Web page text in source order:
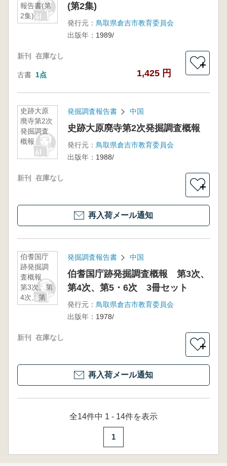
報告書(第
2集)
(第2集)
発行元： 鳥取県倉吉市教育委員会
出版年： 1989/
新刊 在庫なし
古書 1点 1,425 円
＋
史跡大原
廃寺第2次
発掘調査
概報
発掘調査報告書 中国
史跡大原廃寺第2次発掘調査概報
発行元： 鳥取県倉吉市教育委員会
出版年： 1988/
新刊 在庫なし
＋
再入荷メール通知
伯耆国庁
跡発掘調
査概報
第3次、第
4次、第
5・6次 3
発掘調査報告書 中国
伯耆国庁跡発掘調査概報 第3次、
第4次、第5・6次 3冊セット
発行元： 鳥取県倉吉市教育委員会
出版年： 1978/
新刊 在庫なし
＋
再入荷メール通知
全14件中 1 - 14件を表示
1